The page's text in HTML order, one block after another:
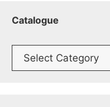
Catalogue
Catalogue